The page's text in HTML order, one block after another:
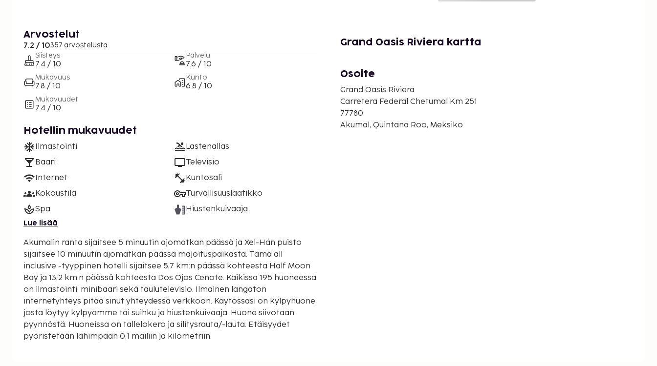
Arvostelut
7.2 / 10357 arvostelusta
Siisteys
7.4 / 10
Mukavuus
7.8 / 10
Mukavuudet
7.4 / 10
Palvelu
7.6 / 10
Kunto
6.8 / 10
Hotellin mukavuudet
Ilmastointi
Baari
Internet
Kokoustila
Spa
Lastenallas
Televisio
Kuntosali
Turvallisuuslaatikko
Hiustenkuivaaja
Lue lisää
Akumalin ranta sijaitsee 5 minuutin ajomatkan päässä ja Xel-Hán puisto
sijaitsee 10 minuutin ajomatkan päässä majoituspaikasta. Tämä all
inclusive -tyyppinen hotelli sijaitsee 5,7 km:n päässä kohteesta Half Moon
Bay ja 13,2 km:n päässä kohteesta Dos Ojos Cenote. Kaikissa 195 huoneessa
on ilmastointi, minibaari sekä taulutelevisio. Ilmainen langaton
internetyhteys pitää sinut yhteydessä verkkoon. Käytössäsi on kylpyhuone,
josta löytyy kylpyamme tai suihku ja hiustenkuivaaja. Huone siivotaan
pyynnöstä. Huoneissa on tallelokero ja silitysrauta/-lauta. Etäisyydet
pyöristetään lähimpään 0,1 mailiin ja kilometriin.
Grand Oasis Riviera kartta
Osoite
Grand Oasis Riviera
Carretera Federal Chetumal Km 251
77780
Akumal, Quintana Roo, Meksiko